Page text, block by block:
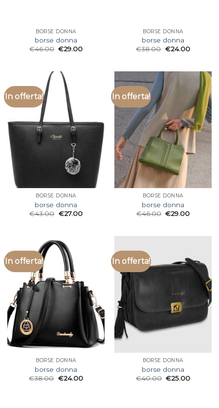
BORSE DONNA
borse donna
€46.00 €29.00
BORSE DONNA
borse donna
€38.00 €24.00
In offerta!
BORSE DONNA
borse donna
€43.00 €27.00
In offerta!
BORSE DONNA
borse donna
€46.00 €29.00
In offerta!
BORSE DONNA
borse donna
€38.00 €24.00
In offerta!
BORSE DONNA
borse donna
€40.00 €25.00